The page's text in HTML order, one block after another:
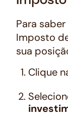
Para
Imposto
sua
Clique